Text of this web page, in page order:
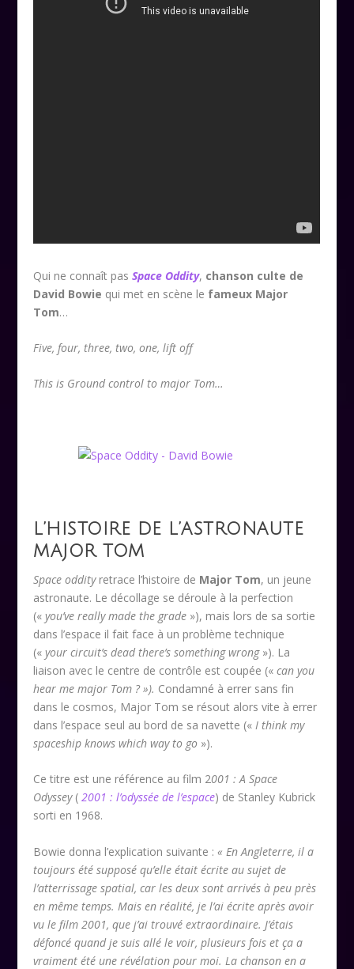
Qui ne connaît pasSpace Oddity, chanson culte de
David Bowie qui met en scène le fameux Major
Tom…
Five, four, three, two, one, lift off
This is Ground control to major Tom…
L’HISTOIRE DE L’ASTRONAUTE
MAJOR TOM
Space oddityretrace l’histoire de Major Tom, un jeune
astronaute. Le décollage se déroule à la perfection
(«you’ve really made the grade »), mais lors de sa sortie
dans l’espace il fait face à un problème technique
(«your circuit’s dead there’s something wrong»). La
liaison avec le centre de contrôle est coupée («can you
hear me major Tom ? »). Condamné à errer sans fin
dans le cosmos, Major Tom se résout alors vite à errer
dans l’espace seul au bord de sa navette («I think my
spaceship knows which way to go »).
Ce titre est une référence au film 2001 : A Space
Odyssey(2001 : l’odyssée de l’espace) de Stanley Kubrick
sorti en 1968.
Bowie donna l’explication suivante : « En Angleterre, il a
toujours été supposé qu’elle était écrite au sujet de
l’atterrissage spatial, car les deux sont arrivés à peu près
en même temps. Mais en réalité, je l’ai écrite après avoir
vu le film 2001, que j’ai trouvé extraordinaire. J’étais
défoncé quand je suis allé le voir, plusieurs fois et ça a
vraiment été une révélation pour moi. La chanson en a